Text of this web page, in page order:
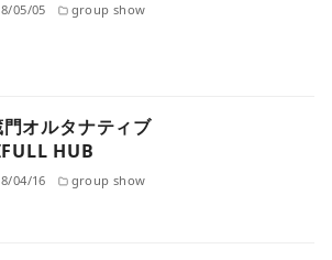
05/05 group show
オルタナティブ
HUB
04/16 group show